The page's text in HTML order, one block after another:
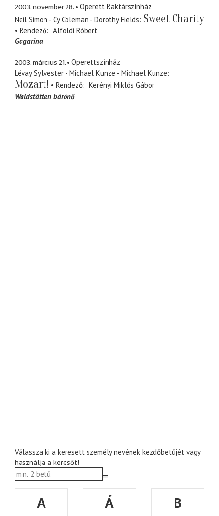
2003. november 28.
Operett Raktárszínház
Neil Simon - Cy Coleman - Dorothy Fields Sweet Charity
Rendező
Alföldi Róbert
Gagarina
2003. március 21.
Operettszínház
Lévay Sylvester - Michael Kunze - Michael Kunze
Mozart! Rendező
Kerényi Miklós Gábor
Waldstätten bárónő
Válassza ki a keresett személy nevének kezdőbetűjét vagy
használja a keresőt!
A Á
B